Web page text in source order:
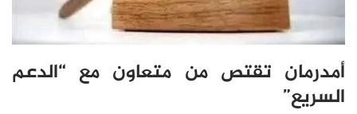
أمدرمان تقتص من متعاون مع “الدعم
السريع”